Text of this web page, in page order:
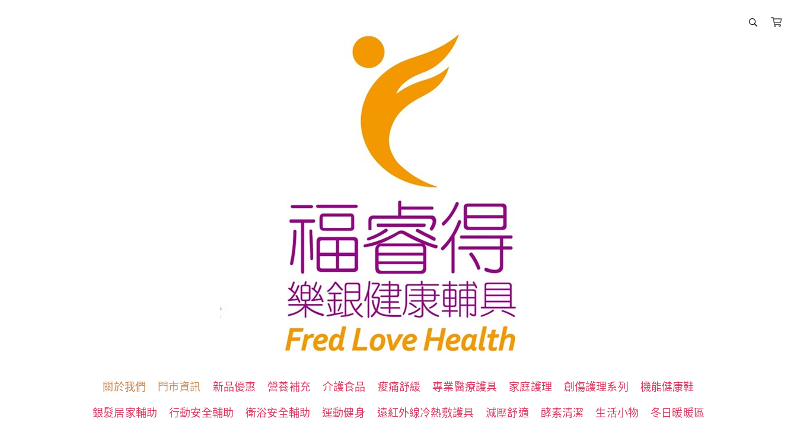
關於我們 門市資訊 新品優惠 營養補充 介護食品 痠痛舒緩 專業醫療護具 家庭護理 創傷護理系列
機能健康鞋
銀髮居家輔助
行動安全輔助 衛浴安全輔助 運動健身 遠紅外線冷熱敷護具 減壓舒適 酵素清潔 生活小物
冬日暖暖區